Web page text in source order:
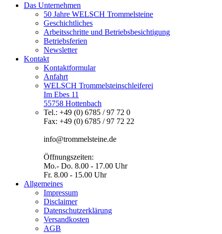
Das Unternehmen
50 Jahre WELSCH Trommelsteine
Geschichtliches
Arbeitsschritte und Betriebsbesichtigung
Betriebsferien
Newsletter
Kontakt
Kontaktformular
Anfahrt
WELSCH Trommelsteinschleiferei
Im Ebes 11
55758 Hottenbach
Tel.: +49 (0) 6785 / 97 72 0
Fax: +49 (0) 6785 / 97 72 22
info@trommelsteine.de
Öffnungszeiten:
Mo.- Do. 8.00 - 17.00 Uhr
Fr. 8.00 - 15.00 Uhr
Allgemeines
Impressum
Disclaimer
Datenschutzerklärung
Versandkosten
AGB